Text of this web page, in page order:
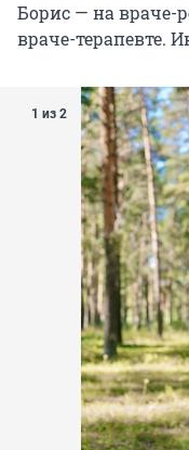
Борис — на враче-
враче-терапевте.
1 из 2